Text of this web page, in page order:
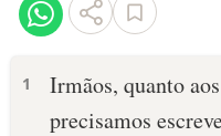
VERSÍCULOS
PALAVRA DO DIA
1
Irmãos, quanto
precisamos